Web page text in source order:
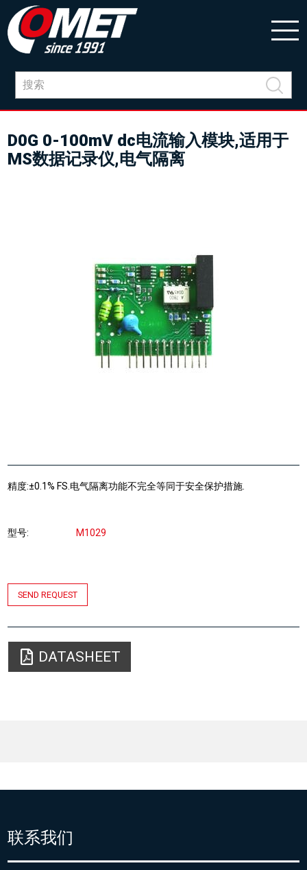
D0G 0-100mV dc电流输入模块,适用于
MS数据记录仪,电气隔离
精度:±0.1% FS.电气隔离功能不完全等同于安全保护措施.
型号 M1029
SEND REQUEST
DATASHEET
联系我们